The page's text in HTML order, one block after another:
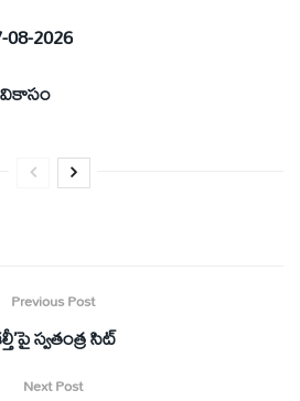
2026
Previous Post
స్వతంత్ర సిట్‌
Next Post